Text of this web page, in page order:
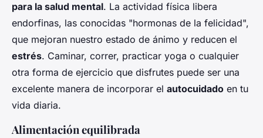
para la salud mental. La actividad física libera
endorfinas, las conocidas "hormonas de la felicidad",
que mejoran nuestro estado de ánimo y reducen el
estrés. Caminar, correr, practicar yoga o cualquier
otra forma de ejercicio que disfrutes puede ser una
excelente manera de incorporar el autocuidado en tu
vida diaria.
Alimentación equilibrada